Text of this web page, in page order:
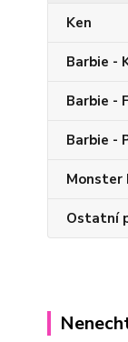
Ken
Barbie -
Barbie -
Barbie -
Monster
Ostatní